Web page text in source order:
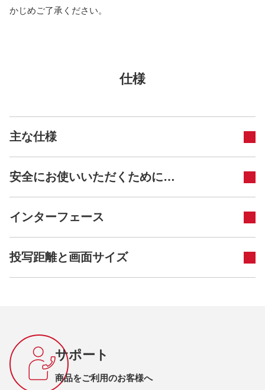
かじめご了承ください。
仕様
主な仕様
安全にお使いいただくために…
インターフェース
投写距離と画面サイズ
サポート
商品をご利用のお客様へ